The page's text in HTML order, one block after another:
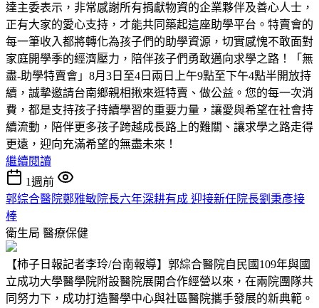
達主委表示，非常感謝所有捐獻物資的企業夥伴及善心人士，
正有大家的愛心支持，才能共同築起這座助學平台。特賣會的
每一筆收入都將轉化為孩子們的助學資源，切實感愧不敢面對
家庭開學季的經濟壓力，陪伴孩子們勇敢邁向求學之路！「無
盡-助學特賣會」8月3日至4日兩日上午9點至下午4點半開放持
續，誠摯邀請台南鄉親相揪來逛特賣、做公益。您的每一次消
費，都是支持孩子持續學習的重要力量，讓愛與希望在社會持
續流動，陪伴更多孩子跨越成長路上的難關、讓求學之路走得
更遠，迎向充滿希望的無盡未來！
繼續閱讀
1週前
郭綜合醫院鄭雅敏院長六年深耕有成 迎接新任院長劉秉彥接
棒
衛生局 醫療保健
【柿子日報記者李玲/台南報導】郭綜合醫院自民國109年與國
立成功大學醫學院附設醫院展開合作經營以來，在兩院團隊共
同努力下，成功打造醫學中心與社區醫院攜手發展的新典範。